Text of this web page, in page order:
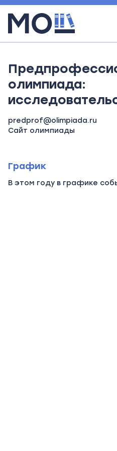
олимпиада:
predprof@olimpiada.ru
Сайт олимпиады
График
В этом году в графике